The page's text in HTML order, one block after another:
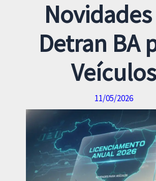
Detran BA
Veículos
11/05/2026